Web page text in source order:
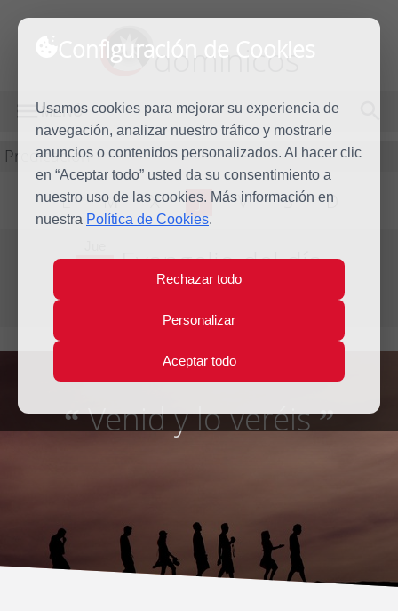
Configuración de Cookies
Usamos cookies para mejorar su experiencia de
navegación, analizar nuestro tráfico y mostrarle
anuncios o contenidos personalizados. Al hacer clic
en “Aceptar todo” usted da su consentimiento a
nuestro uso de las cookies. Más información en
nuestra Política de Cookies.
Rechazar todo
Personalizar
Aceptar todo
dominicos
MENÚ
Predicación
L M X J V S D
4 Evangelio del día
“Venid y lo veréis”